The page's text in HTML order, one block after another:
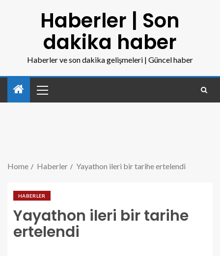
Haberler | Son
dakika haber
Haberler ve son dakika gelişmeleri | Güncel haber
Home Haberler Yayathon ileri bir tarihe ertelendi
HABERLER
Yayathon ileri bir tarihe
ertelendi